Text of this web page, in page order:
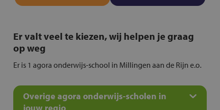
Er valt veel te kiezen, wij helpen je graag
op weg
Er is 1 agora onderwijs-school in Millingen aan de Rijn e.o.
Overige agora onderwijs-scholen in